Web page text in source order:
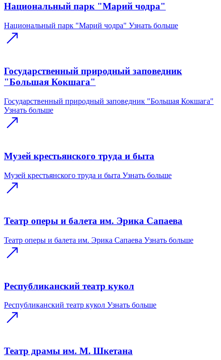
Национальный парк "Марий чодра"
Национальный парк "Марий чодра" Узнать больше
Государственный природный заповедник
"Большая Кокшага"
Государственный природный заповедник "Большая Кокшага"
Узнать больше
Музей крестьянского труда и быта
Музей крестьянского труда и быта Узнать больше
Театр оперы и балета им. Эрика Сапаева
Театр оперы и балета им. Эрика Сапаева Узнать больше
Республиканский театр кукол
Республиканский театр кукол Узнать больше
Театр драмы им. М. Шкетана